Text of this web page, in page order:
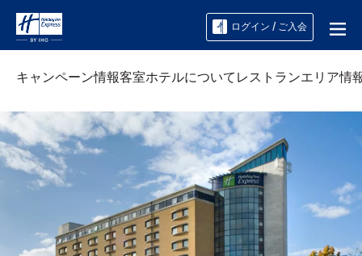
ログイン / ご入会
キャンペーン情報客室ホテルについて レストランエリア情